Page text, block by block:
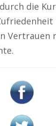
die
Vertrauen